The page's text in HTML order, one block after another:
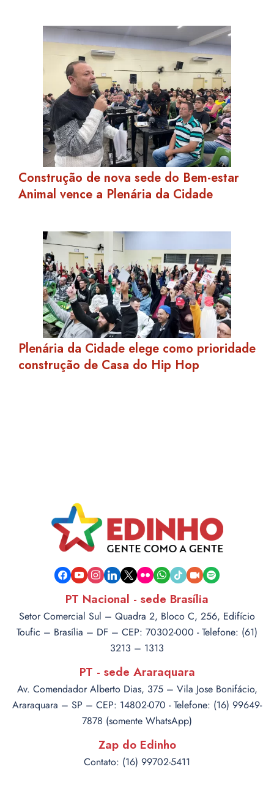
Construção de nova sede do Bem-estar
Animal vence a Plenária da Cidade
Plenária da Cidade elege como prioridade
construção de Casa do Hip Hop
facebook
youtubeinstagram
linkedin
x flickrwhatsapp
tiktokvideo-spotify
PT Nacional - sede Brasília
Setor Comercial Sul – Quadra 2, Bloco C, 256, Edifício
Toufic – Brasília – DF – CEP: 70302-000 - Telefone: (61)
3213 – 1313
PT - sede Araraquara
Av. Comendador Alberto Dias, 375 – Vila Jose Bonifácio,
Araraquara – SP – CEP: 14802-070 - Telefone: (16) 99649-
7878 (somente WhatsApp)
Zap do Edinho
Contato: (16) 99702-5411